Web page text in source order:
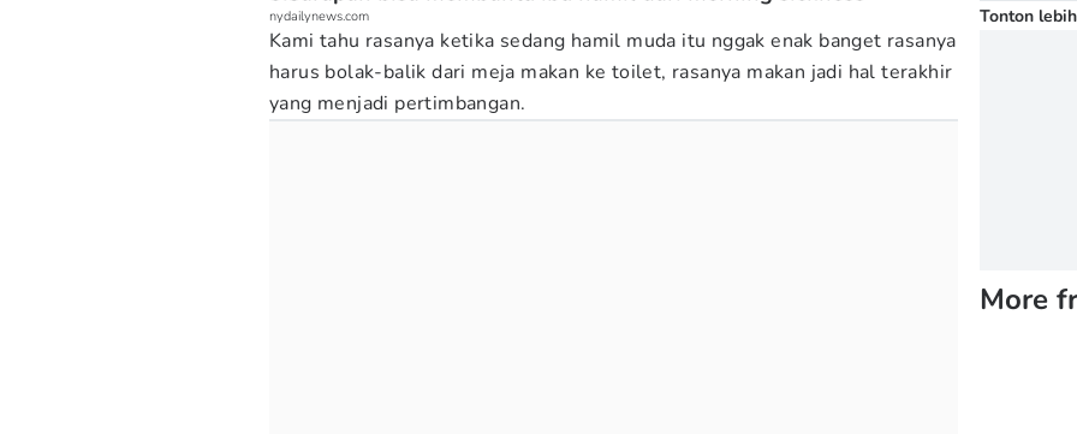
nydailynews.com
Kami tahu rasanya ketika sedang hamil muda itu nggak enak banget rasanya
harus bolak-balik dari meja makan ke toilet, rasanya makan jadi hal terakhir
yang menjadi pertimbangan.
Tonton
More